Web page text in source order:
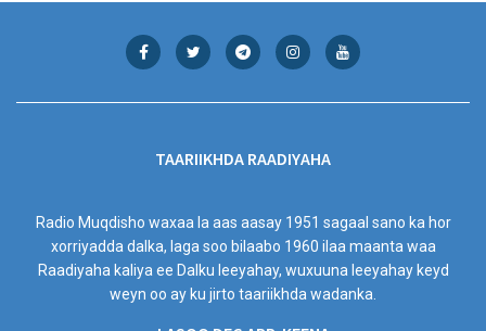
TAARIIKHDA RAADIYAHA
Radio Muqdisho waxaa la aas aasay 1951 sagaal sano ka hor
xorriyadda dalka, laga soo bilaabo 1960 ilaa maanta waa
Raadiyaha kaliya ee Dalku leeyahay, wuxuuna leeyahay keyd
weyn oo ay ku jirto taariikhda wadanka.